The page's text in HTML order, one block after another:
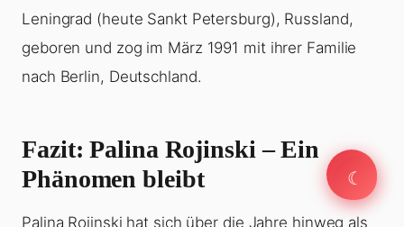
Leningrad (heute Sankt Petersburg), Russland,
geboren und zog im März 1991 mit ihrer Familie
nach Berlin, Deutschland.
Fazit: Palina Rojinski – Ein
Phänomen bleibt
Palina Rojinski hat sich über die Jahre hinweg als
☾
☾